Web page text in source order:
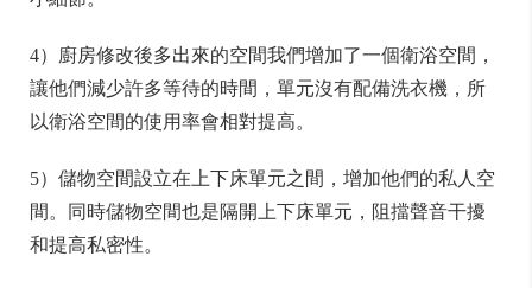
4）廚房修改後多出來的空間我們增加了一個衛浴空間，
讓他們減少許多等待的時間，單元沒有配備洗衣機，所
以衛浴空間的使用率會相對提高。
5）儲物空間設立在上下床單元之間，增加他們的私人空
間。同時儲物空間也是隔開上下床單元，阻擋聲音干擾
和提高私密性。